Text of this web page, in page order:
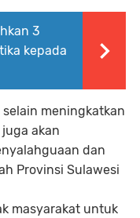
3
kepada
meningkatkan
akan
dan
Provinsi Sulawesi
masyarakat untuk